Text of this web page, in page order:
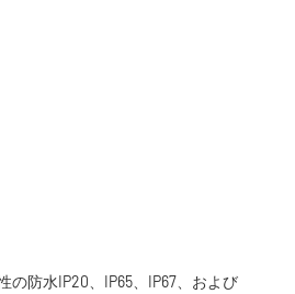
の防水IP20、IP65、IP67、および